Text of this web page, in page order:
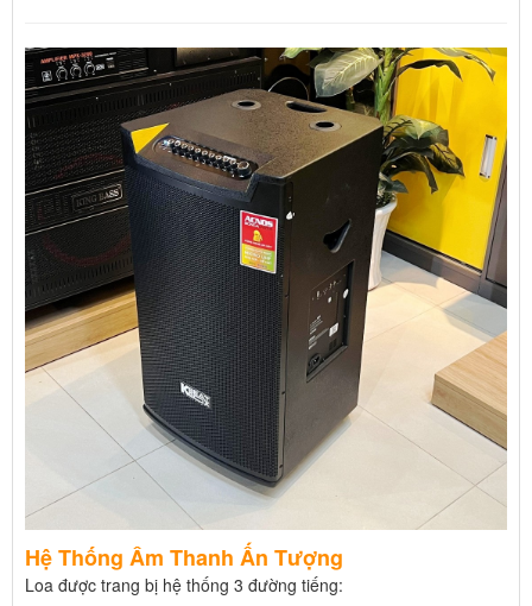
Hệ Thống Âm Thanh Ấn Tượng
Loa được trang bị hệ thống 3 đường tiếng: